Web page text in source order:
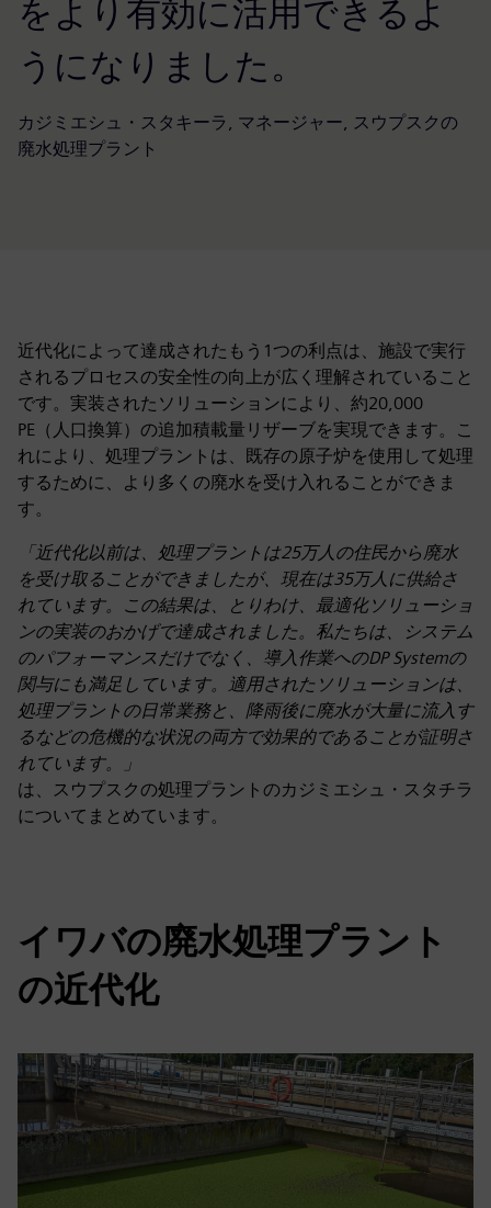
をより有効に活用できるよ
うになりました。
カジミエシュ・スタキーラ, マネージャー, スウプスクの
廃水処理プラント
近代化によって達成されたもう1つの利点は、施設で実行
されるプロセスの安全性の向上が広く理解されていること
です。実装されたソリューションにより、約20,000
PE（人口換算）の追加積載量リザーブを実現できます。こ
れにより、処理プラントは、既存の原子炉を使用して処理
するために、より多くの廃水を受け入れることができま
す。
「近代化以前は、処理プラントは25万人の住民から廃水
を受け取ることができましたが、現在は35万人に供給さ
れています。この結果は、とりわけ、最適化ソリューショ
ンの実装のおかげで達成されました。私たちは、システム
のパフォーマンスだけでなく、導入作業へのDP Systemの
関与にも満足しています。適用されたソリューションは、
処理プラントの日常業務と、降雨後に廃水が大量に流入す
るなどの危機的な状況の両方で効果的であることが証明さ
れています。」
は、スウプスクの処理プラントのカジミエシュ・スタチラ
についてまとめています。
イワバの廃水処理プラント
の近代化